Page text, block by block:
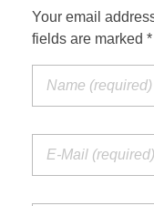
Your email
fields are marked *